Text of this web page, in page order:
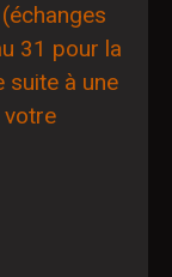
31 pour la
suite à une
votre